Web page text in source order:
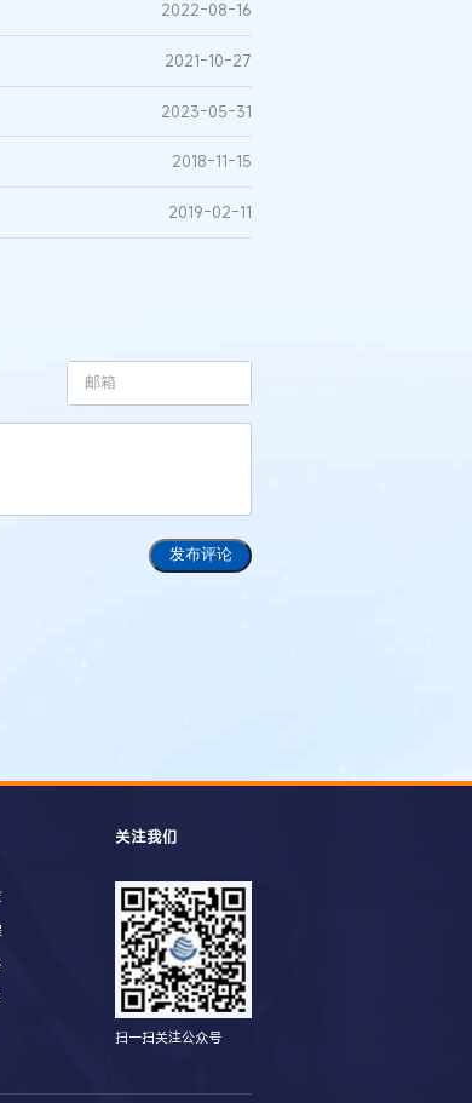
2022-08-16
2021-10-27
2023-05-31
2018-11-15
2019-02-11
发布评论
关注我们
扫一扫关注公众号